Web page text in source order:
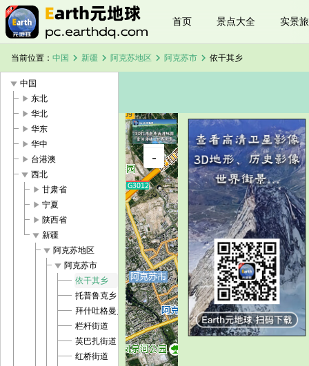
首页 景点大全 实景
当前位置： 中国 chevron_right 新疆 chevron_right 阿克苏地区 chevron_right 阿克苏市 chevron_right 依干其乡
play_arrow 中国
play_arrow 东北
play_arrow 华北
play_arrow 华东
play_arrow 华中
play_arrow 台港澳
play_arrow 西北
play_arrow 甘肃省
play_arrow 宁夏
play_arrow 陕西省
play_arrow 新疆
play_arrow 阿克苏地区
play_arrow 阿克苏市
依干其乡
托普鲁克乡
拜什吐格曼乡
栏杆街道
英巴扎街道
红桥街道
依干其乡卫
星地图
加载中，请
稍候...
+
-